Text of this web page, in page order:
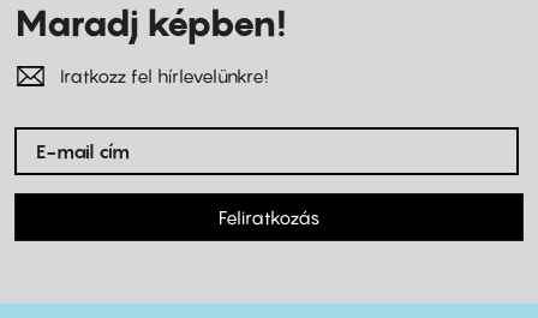
Maradj képben!
Iratkozz fel hírlevelünkre!
Feliratkozás